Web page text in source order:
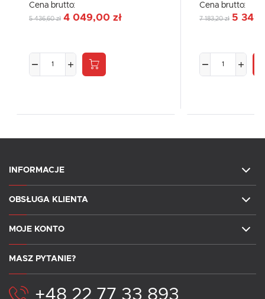
Cena brutto:
5 436,60 zł 4 049,00 zł
Cena brutto:
7 183,20 zł 5
INFORMACJE
OBSŁUGA KLIENTA
MOJE KONTO
MASZ PYTANIE?
+48 22 77 33 893